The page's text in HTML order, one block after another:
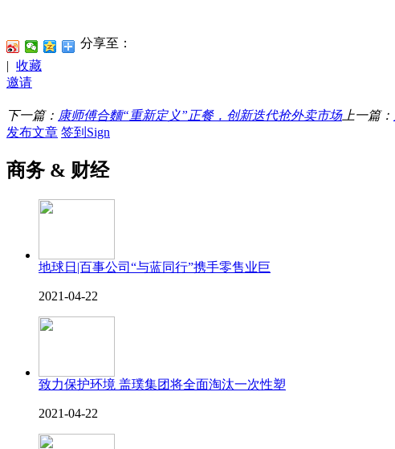
分享至：
| 收藏
邀请
下一篇： 康师傅合麵“重新定义”正餐，创新迭代抢外卖市场上一篇：
发布文章 签到Sign
商务 & 财经
地球日|百事公司“与蓝同行”携手零售业巨
2021-04-22
致力保护环境 盖璞集团将全面淘汰一次性塑
2021-04-22